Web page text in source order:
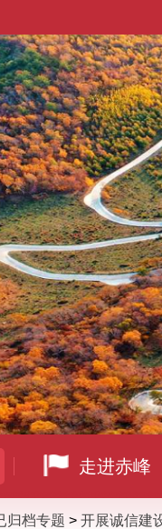
走进赤峰
归档专题 > 开展诚信建